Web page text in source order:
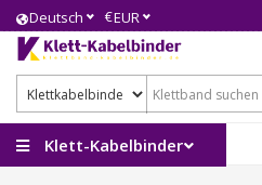
Deutsch €EUR
Klett-Kabelbinder